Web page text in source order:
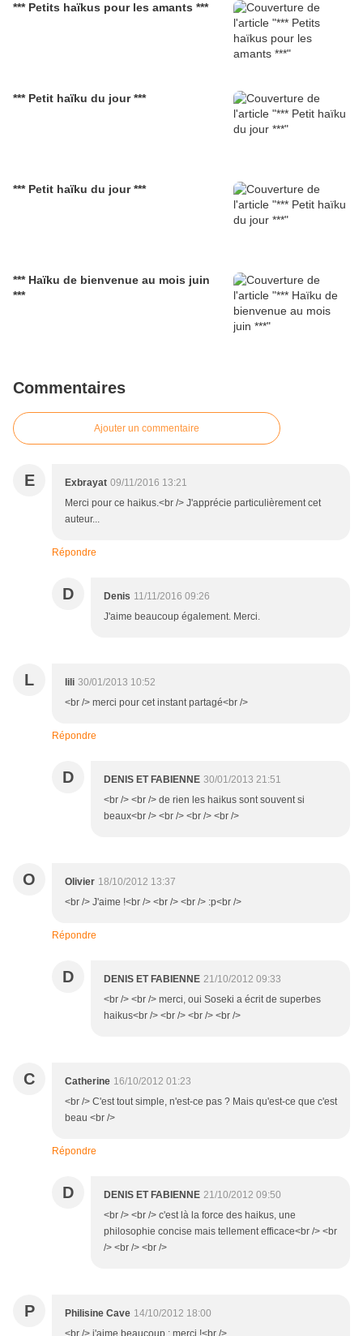
*** Petits haïkus pour les amants ***
*** Petit haïku du jour ***
*** Petit haïku du jour ***
*** Haïku de bienvenue au mois juin
***
Commentaires
Ajouter un commentaire
E Exbrayat 09/11/2016 13:21
Merci pour ce haikus.<br /> J'apprécie particulièrement cet
auteur...
Répondre
D Denis 11/11/2016 09:26
J'aime beaucoup également. Merci.
L lili 30/01/2013 10:52
<br /> merci pour cet instant partagé<br />
Répondre
D DENIS ET FABIENNE 30/01/2013 21:51
<br /> <br /> de rien les haikus sont souvent si
beaux<br /> <br /> <br /> <br />
O Olivier 18/10/2012 13:37
<br /> J'aime !<br /> <br /> <br /> :p<br />
Répondre
D DENIS ET FABIENNE 21/10/2012 09:33
<br /> <br /> merci, oui Soseki a écrit de superbes
haikus<br /> <br /> <br /> <br />
C Catherine 16/10/2012 01:23
<br /> C'est tout simple, n'est-ce pas ? Mais qu'est-ce que c'est
beau <br />
Répondre
D DENIS ET FABIENNE 21/10/2012 09:50
<br /> <br /> c'est là la force des haikus, une
philosophie concise mais tellement efficace<br /> <br
/> <br /> <br />
P Philisine Cave 14/10/2012 18:00
<br /> j'aime beaucoup : merci !<br />